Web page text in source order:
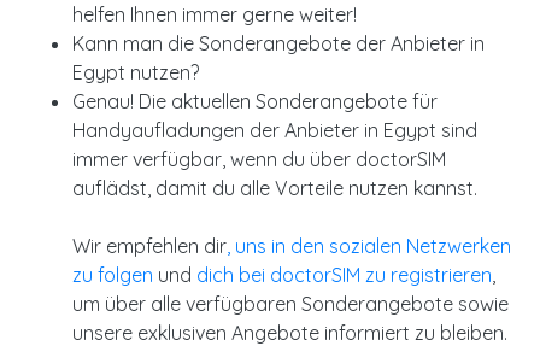
helfen Ihnen immer gerne weiter!
Kann man die Sonderangebote der Anbieter in
Egypt nutzen?
Genau! Die aktuellen Sonderangebote für
Handyaufladungen der Anbieter in Egypt sind
immer verfügbar, wenn du über doctorSIM
auflädst, damit du alle Vorteile nutzen kannst.
Wir empfehlen dir , uns in den sozialen Netzwerken
zu folgen und dich bei doctorSIM zu registrieren
um über alle verfügbaren Sonderangebote sowie
unsere exklusiven Angebote informiert zu bleiben.